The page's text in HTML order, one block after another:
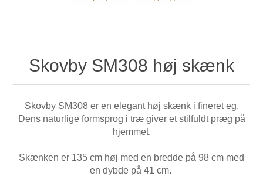
Skovby SM308 høj skænk
Skovby SM308 er en elegant høj skænk i fineret eg.
Dens naturlige formsprog i træ giver et stilfuldt præg på
hjemmet.
Skænken er 135 cm høj med en bredde på 98 cm med
en dybde på 41 cm.